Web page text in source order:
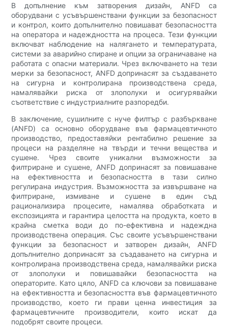
В допълнение към затворения дизайн, ANFD са
оборудвани с усъвършенствани функции за безопасност
и контрол, които допълнително повишават безопасността
на оператора и надеждността на процеса. Тези функции
включват наблюдение на налягането и температурата,
системи за аварийно спиране и опции за ограничаване на
работата с опасни материали. Чрез включването на тези
мерки за безопасност, ANFD допринасят за създаването
на сигурна и контролирана производствена среда,
намалявайки риска от злополуки и осигурявайки
съответствие с индустриалните разпоредби.
В заключение, сушилните с нуче филтър с разбъркване
(ANFD) са основно оборудване във фармацевтичното
производство, предоставяйки рентабилно решение за
процеси на разделяне на твърди и течни вещества и
сушене. Чрез своите уникални възможности за
филтриране и сушене, ANFD допринасят за повишаване
на ефективността и безопасността в тази силно
регулирана индустрия. Възможността за извършване на
филтриране, измиване и сушене в един съд
рационализира процесите, намалява обработката и
експозицията и гарантира целостта на продукта, което в
крайна сметка води до по-ефективна и надеждна
производствена операция. Със своите усъвършенствани
функции за безопасност и затворен дизайн, ANFD
допълнително допринасят за създаването на сигурна и
контролирана производствена среда, намалявайки риска
от злополуки и повишавайки безопасността на
операторите. Като цяло, ANFD са ключови за повишаване
на ефективността и безопасността във фармацевтичното
производство, което ги прави ценна инвестиция за
фармацевтичните производители, които искат да
подобрят своите процеси.